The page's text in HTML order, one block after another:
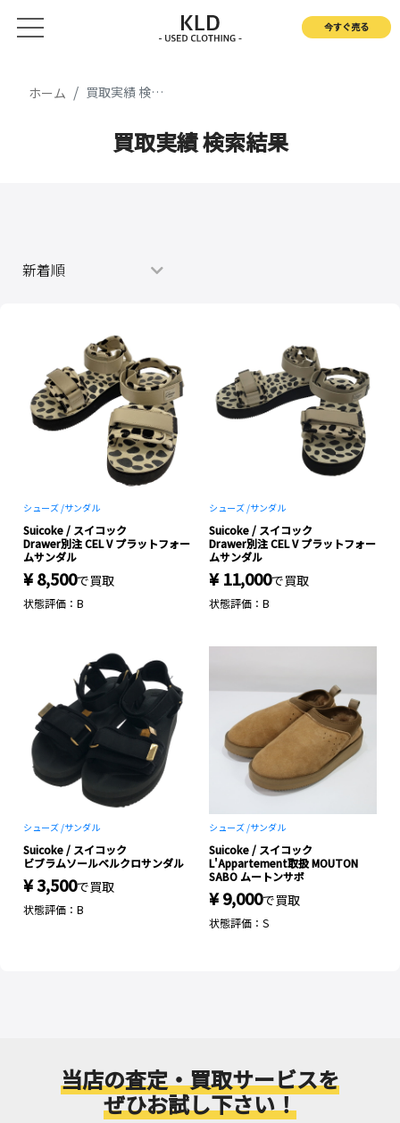
今すぐ売る
ホーム 買取実績 検索結果
買取実績 検索結果
シューズ /サンダル
Suicoke / スイコック
Drawer別注 CEL V プラットフォー
ムサンダル
¥ 8,500で買取
状態評価：B
シューズ /サンダル
Suicoke / スイコック
Drawer別注 CEL V プラットフォー
ムサンダル
¥ 11,000で買取
状態評価：B
シューズ /サンダル
Suicoke / スイコック
ビブラムソールベルクロサンダル
¥ 3,500で買取
状態評価：B
シューズ /サンダル
Suicoke / スイコック
L'Appartement取扱 MOUTON
SABO ムートンサボ
¥ 9,000で買取
状態評価：S
当店の査定・買取サービスを
ぜひお試し下さい！